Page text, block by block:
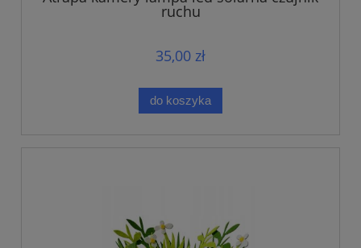
ruchu
35,00 zł
do koszyka